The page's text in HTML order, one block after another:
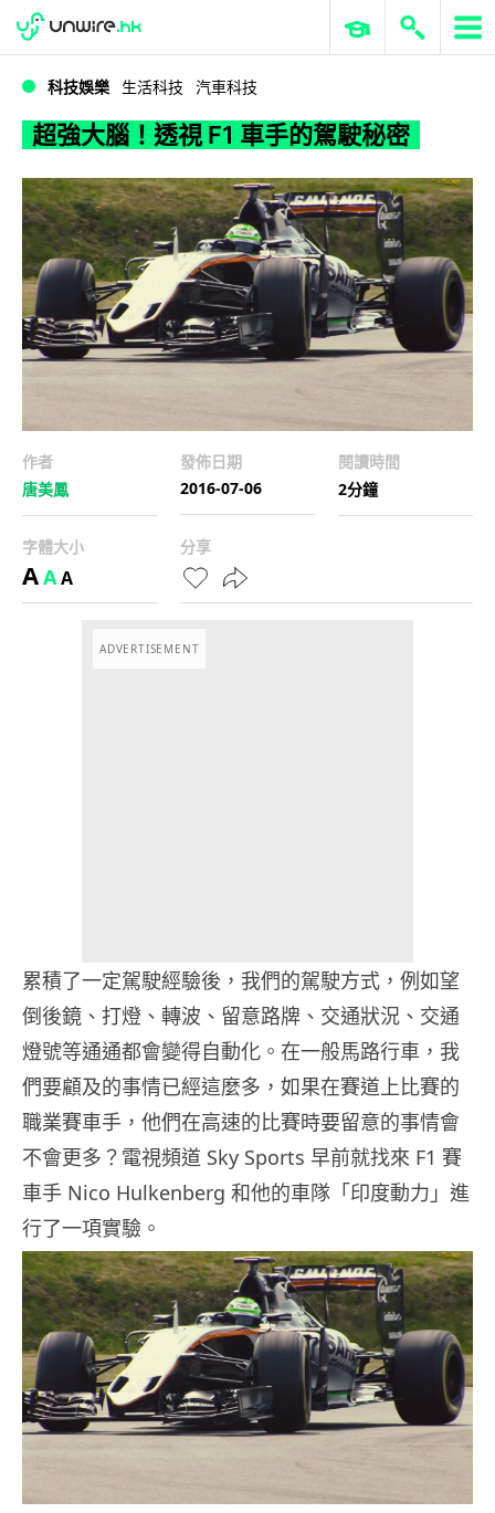
超強大腦！透視 F1 車手的駕駛秘密
WWDC 2026 ERP 與商業 AI
科技娛樂 生活科技 汽車科技
超強大腦！透視 F1 車手的駕駛秘密
作者
唐美鳳
發佈日期
2016-07-06
閱讀時間
2分鐘
字體大小
AAA
分享
ADVERTISEMENT
累積了一定駕駛經驗後，我們的駕駛方式，例如望
倒後鏡、打燈、轉波、留意路牌、交通狀況、交通
燈號等通通都會變得自動化。在一般馬路行車，我
們要顧及的事情已經這麼多，如果在賽道上比賽的
職業賽車手，他們在高速的比賽時要留意的事情會
不會更多？電視頻道 Sky Sports 早前就找來 F1 賽
車手 Nico Hulkenberg 和他的車隊「印度動力」進
行了一項實驗。